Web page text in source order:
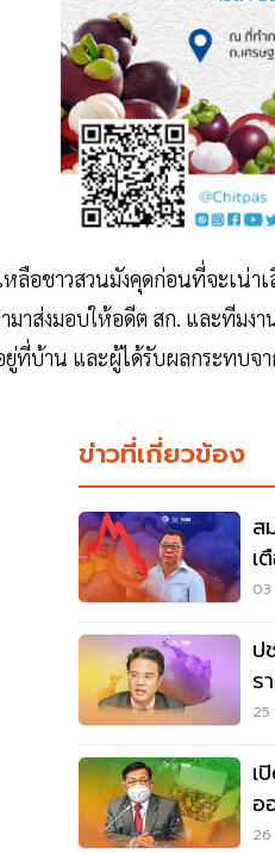
ลือชาวสวนมังคุดก่อนที่จะเน่
มาส่งมอบให้อดีต สก. และทีม
ที่บ้าน และผู้ได้รับผลกระทบจา
ข่าวที่เกี่ยวข้อง
ส
เ
03
ป
ร
ด
25
เ
อ
เ
26